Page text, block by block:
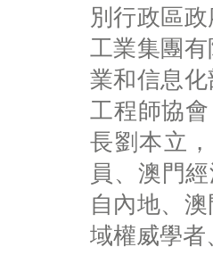
別行政區
工業集團
業和信息
工程師協
長劉本立
員、澳門
自內地、
域權威學